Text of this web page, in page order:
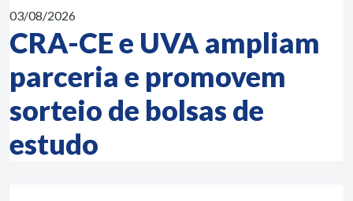
03/08/2026
CRA-CE e UVA ampliam
parceria e promovem
sorteio de bolsas de
estudo